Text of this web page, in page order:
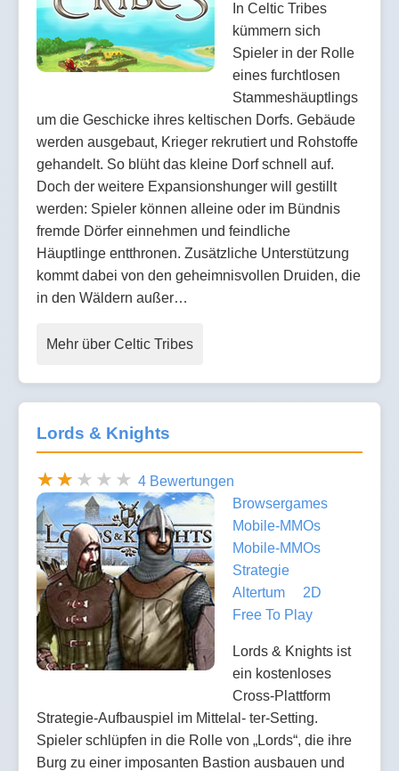
In Celtic Tribes
kümmern sich
Spieler in der Rolle
eines furchtlosen
Stammeshäuptlings
um die Geschicke ihres keltischen Dorfs. Gebäude
werden ausgebaut, Krieger rekrutiert und Rohstoffe
gehandelt. So blüht das kleine Dorf schnell auf.
Doch der weitere Expansionshunger will gestillt
werden: Spieler können alleine oder im Bündnis
fremde Dörfer einnehmen und feindliche
Häuptlinge entthronen. Zusätzliche Unterstützung
kommt dabei von den geheimnisvollen Druiden, die
in den Wäldern außer…
Mehr über Celtic Tribes
Lords & Knights
4 Bewertungen
Browsergames
Mobile-MMOs
Mobile-MMOs
Strategie
Altertum
2D
Free To Play
Lords & Knights ist
ein kostenloses
Cross-Plattform
Strategie-Aufbauspiel im Mittelal- ter-Setting.
Spieler schlüpfen in die Rolle von „Lords“, die ihre
Burg zu einer imposanten Bastion ausbauen und